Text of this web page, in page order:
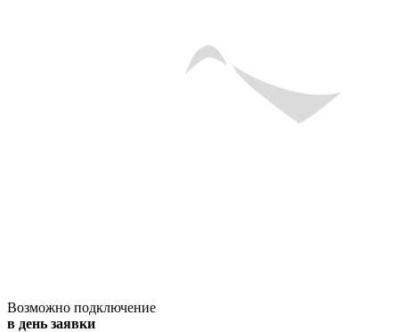
Возможно подключение
в день заявки